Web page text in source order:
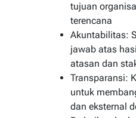
tujuan
terencana
Akuntabilitas:
jawab atas
atasan dan
Transparansi:
untuk
dan eksternal